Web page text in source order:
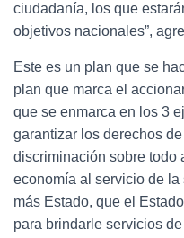
ciudadanía, los que
objetivos nacionales”,
Este es un plan que se
plan que marca el
que se enmarca en los 3
garantizar los derechos
discriminación sobre todo
economía al servicio de
más Estado, que el
para brindarle servicios